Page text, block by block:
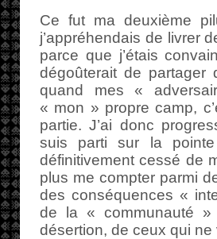
Ce fut ma deuxième
j’appréhendais de livrer
parce que j’étais
dégoûterait de
quand mes «
« mon » propre camp,
partie. J’ai donc
suis parti sur la
définitivement cessé de
plus me compter parmi
des conséquences «
de la « communauté »
désertion, de ceux qui